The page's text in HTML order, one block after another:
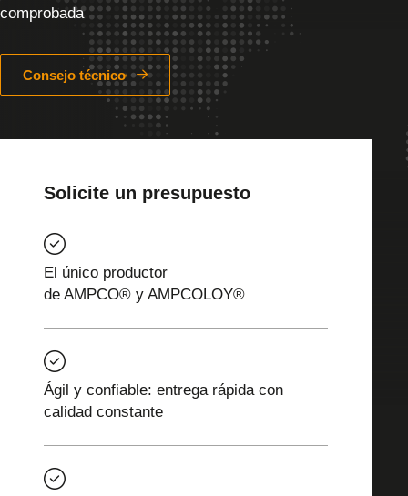
comprobada
Consejo técnico
Solicite un presupuesto
El único productor
de AMPCO® y AMPCOLOY®
Ágil y confiable: entrega rápida con
calidad constante